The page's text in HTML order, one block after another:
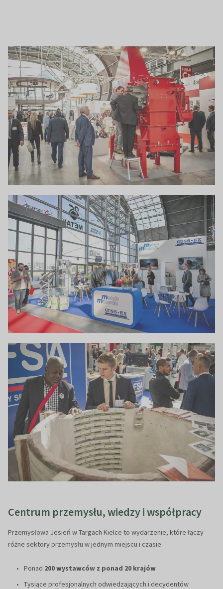
Centrum przemysłu, wiedzy i współpracy
Przemysłowa Jesień w Targach Kielce to wydarzenie, które łączy
różne sektory przemysłu w jednym miejscu i czasie.
Ponad 200 wystawców z ponad 20 krajów
Tysiące profesjonalnych odwiedzających i decydentów